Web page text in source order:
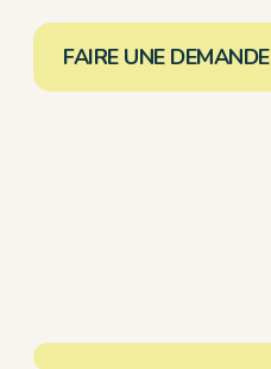
FAIRE UNE DEMANDE